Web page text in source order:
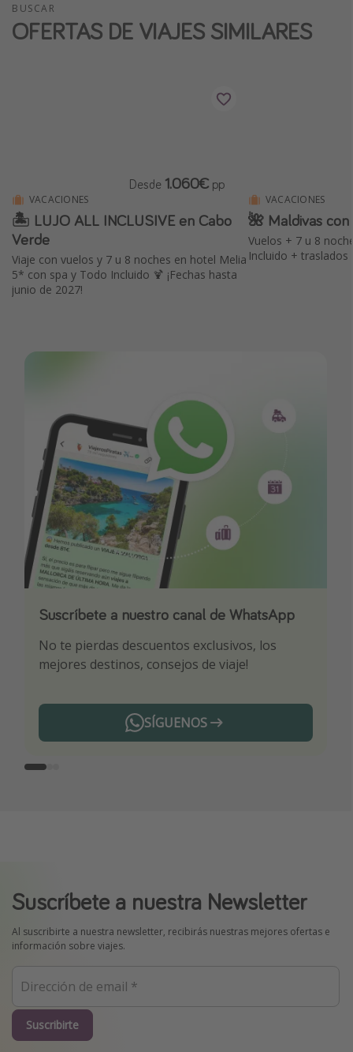
BUSCAR
OFERTAS DE VIAJES SIMILARES
VACACIONES
🏝️ LUJO ALL INCLUSIVE en Cabo
Verde
Viaje con vuelos y 7 u 8 noches en hotel Melia
5* con spa y Todo Incluido 🍹 ¡Fechas hasta
junio de 2027!
Desde 1.060€ pp
VACACIONES
🌺 Maldivas
Vuelos + 7 u 8
Incluido + traslados
Suscríbete a nuestro canal de WhatsApp
No te pierdas descuentos exclusivos, los
mejores destinos, consejos de viaje!
SÍGUENOS
Descarga nuestra app
Sé el primero en reservar nuestros chollazos
¡Suscríbete a nuestro canal de Telegram!
¡Recibe las mejores ofertas seleccionadas para
ti por nuestros expertos en viajes
Telegram
Suscríbete a nuestra Newsletter
Al suscribirte a nuestra newsletter, recibirás nuestras mejores ofertas e
información sobre viajes.
Suscribirte